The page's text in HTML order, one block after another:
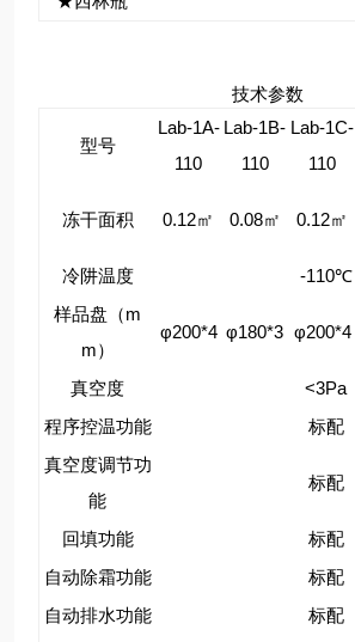
技术参数
型号
Lab-1A-
110
Lab-1B-
110
Lab-1C-
110
冻干面积 0.12㎡ 0.08㎡ 0.12㎡
冷阱温度
-110℃
样品盘（m
m）
φ200*4 φ180*3 φ200*4
真空度
<3Pa
程序控温功能
标配
真空度调节功
能
标配
回填功能
标配
自动除霜功能
标配
自动排水功能
标配